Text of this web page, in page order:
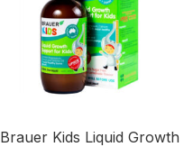
Brauer Kids Liquid Growth